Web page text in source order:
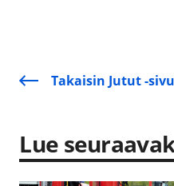
Takaisin Jutut -
Lue